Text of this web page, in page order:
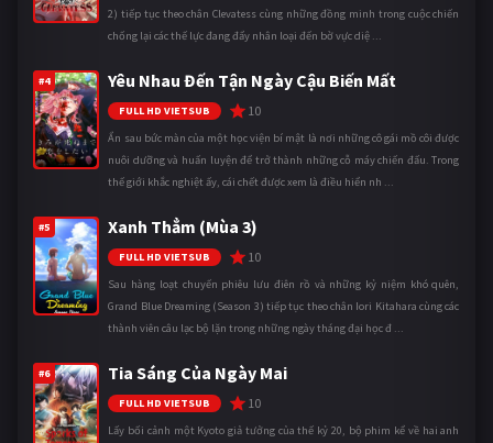
2) tiếp tục theo chân Clevatess cùng những đồng minh trong cuộc chiến
chống lại các thế lực đang đẩy nhân loại đến bờ vực diệ ...
#4 Yêu Nhau Đến Tận Ngày Cậu Biến Mất
FULL HD VIETSUB 10
Ẩn sau bức màn của một học viện bí mật là nơi những cô gái mồ côi được
nuôi dưỡng và huấn luyện để trở thành những cỗ máy chiến đấu. Trong
thế giới khắc nghiệt ấy, cái chết được xem là điều hiển nh ...
#5 Xanh Thẳm (Mùa 3)
FULL HD VIETSUB 10
Sau hàng loạt chuyến phiêu lưu điên rồ và những kỷ niệm khó quên,
Grand Blue Dreaming (Season 3) tiếp tục theo chân Iori Kitahara cùng các
thành viên câu lạc bộ lặn trong những ngày tháng đại học đ ...
#6 Tia Sáng Của Ngày Mai
FULL HD VIETSUB 10
Lấy bối cảnh một Kyoto giả tưởng của thế kỷ 20, bộ phim kể về hai anh